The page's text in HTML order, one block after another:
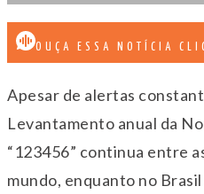
OUÇA ESSA NOTÍCIA
Apesar de alertas
Levantamento anual da
“123456” continua entre
mundo, enquanto no